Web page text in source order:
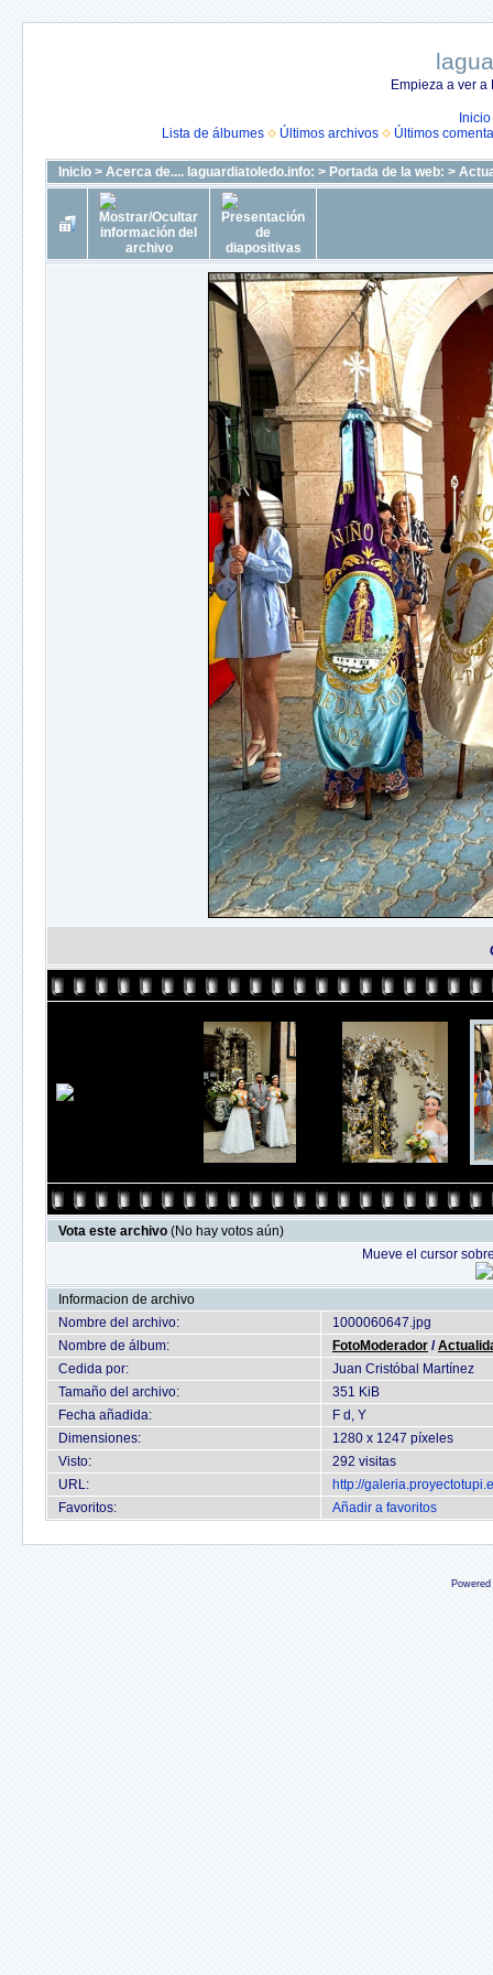
Empieza a ver
Inicio
Lista de álbumes
Últimos archivos Últimos
Inicio > Acerca de.... laguardiatoledo.info: > Portada de la web: >
Vota este archivo (No hay votos aún)
Mueve el cursor
Informacion de archivo
Nombre del archivo:
1000060647.jpg
Nombre de álbum:
FotoModerador /
Cedida por:
Juan Cristóbal Martínez
Tamaño del archivo:
351 KiB
Fecha añadida:
F d, Y
Dimensiones:
1280 x 1247 píxeles
Visto:
292 visitas
URL:
http://
Favoritos:
Añadir a favoritos